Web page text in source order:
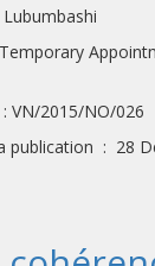
VN/2015/NO/026
publication : 28